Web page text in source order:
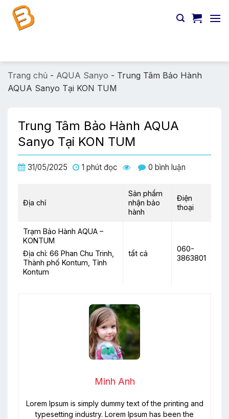
Chuyển
đến
Trang chủ - AQUA Sanyo - Trung Tâm Bảo Hành
AQUA Sanyo Tại KON TUM
Trung Tâm Bảo Hành AQUA
Sanyo Tại KON TUM
31/05/2025 1 phút đọc 0 bình luận
Địa chỉ
Sản phẩm
nhận bảo
hành
Điện
thoại
Trạm Bảo Hành AQUA –
KONTUM
Địa chỉ: 66 Phan Chu Trinh,
Thành phố Kontum, Tỉnh
Kontum
tất cả
060-
3863801
Minh Anh
Lorem Ipsum is simply dummy text of the printing and
typesetting industry. Lorem Ipsum has been the